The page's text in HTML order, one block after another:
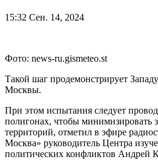
15:32 Сен. 14, 2024
Фото: news-ru.gismeteo.st
Такой шаг продемонстрирует
Москвы.
При этом испытания следует
полигонах, чтобы минимизировать
территорий, отметил в эфире
Москва» руководитель Центра
политических конфликтов Андрей